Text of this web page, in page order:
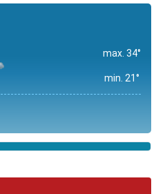
max. 34°
min. 21°